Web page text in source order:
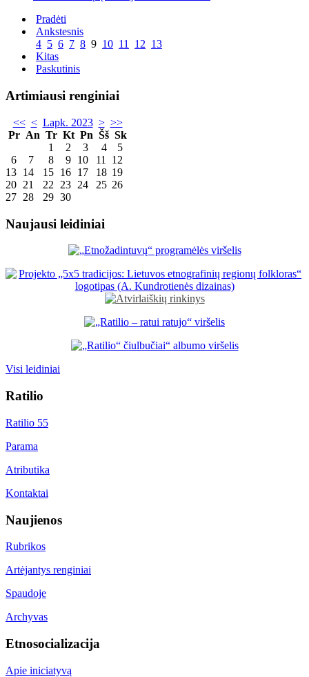
Pradėti
Ankstesnis
4 5 6 7 8 9 10 11 12 13
Kitas
Paskutinis
Artimiausi renginiai
<< < Lapk. 2023 > >>
Pr An Tr Kt Pn Šš Sk
1
2 3 4
5
6
7 8 9 10 11
12
13 14 15 16 17 18 19
20 21 22 23 24 25 26
27 28 29 30
Naujausi leidiniai
Visi leidiniai
Ratilio
Ratilio 55
Parama
Atributika
Kontaktai
Naujienos
Rubrikos
Artėjantys renginiai
Spaudoje
Archyvas
Etnosocializacija
Apie iniciatyvą